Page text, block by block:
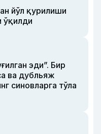
йўл қурилиши
ўқилди
эди”. Бир
ва дубльяж
синовларга тўла